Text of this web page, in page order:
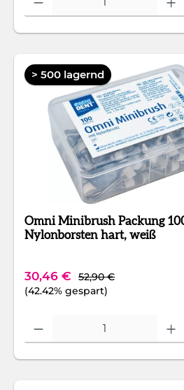
> 500 lagernd
Omni Minibrush Packung 100 Stück
Nylonborsten hart, weiß
Verkaufspreis:
30,46 € Regulärer Preis:
52,90 €
(42.42% gespart)
Produkt Anzahl: Gib den gewünschten